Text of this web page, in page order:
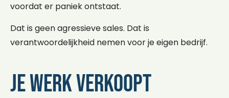
voordat er paniek ontstaat.
Dat is geen agressieve sales. Dat is
verantwoordelijkheid nemen voor je eigen bedrijf.
Je werk verkoopt